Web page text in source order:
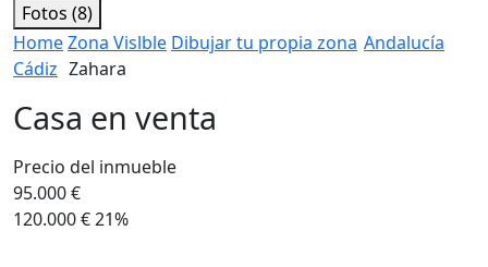
Fotos (8)
HomeZona Vislble Dibujar tu propia zona Andalucía
Cádiz Zahara
Casa en venta
Precio del inmueble
95.000 €
120.000 €21%